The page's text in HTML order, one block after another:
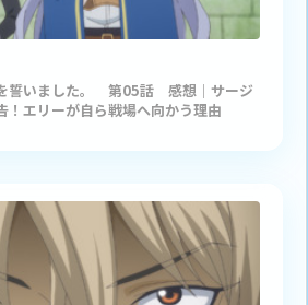
誓いました。 第05話 感想｜サージ
！エリーが自ら戦場へ向かう理由